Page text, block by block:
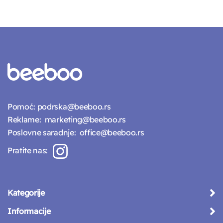
Pomoć: podrska@beeboo.rs
Reklame: marketing@beeboo.rs
Poslovne saradnje: office@beeboo.rs
Pratite nas:
Kategorije
Informacije